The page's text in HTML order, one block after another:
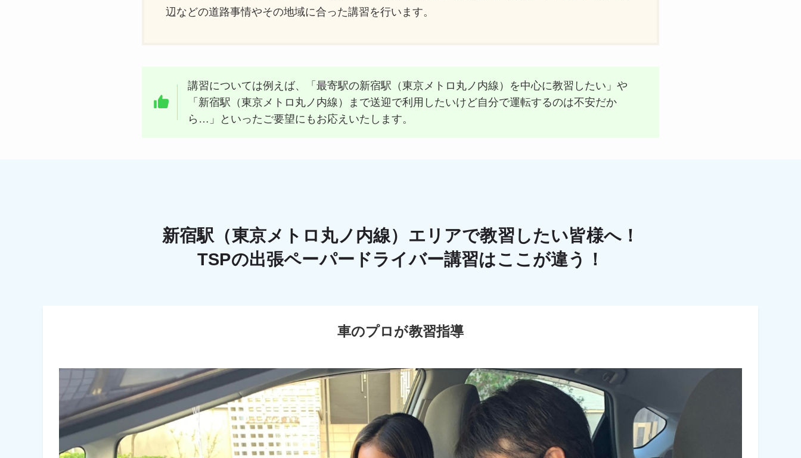
辺などの道路事情やその地域に合った講習を行います。
講習については例えば、「最寄駅の新宿駅（東京メトロ丸ノ内線）を中心に教習したい」や
「新宿駅（東京メトロ丸ノ内線）まで送迎で利用したいけど自分で運転するのは不安だか
ら…」といったご要望にもお応えいたします。
新宿駅（東京メトロ丸ノ内線）エリアで教習したい皆様へ！
TSPの出張ペーパードライバー講習はここが違う！
車のプロが教習指導